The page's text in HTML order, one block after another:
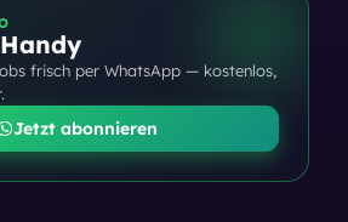
frisch per WhatsApp — kostenlos,
Jetzt abonnieren